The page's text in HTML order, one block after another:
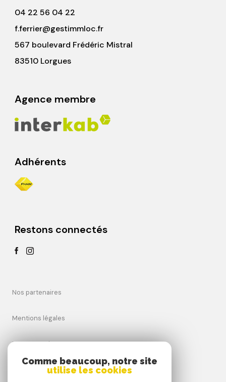
04 22 56 04 22
f.ferrier@gestimmloc.fr
567 boulevard Frédéric Mistral
83510 Lorgues
Agence membre
Adhérents
Restons connectés
Nos partenaires
Mentions légales
Nos Honoraires
Comme beaucoup, notre site
utilise les cookies